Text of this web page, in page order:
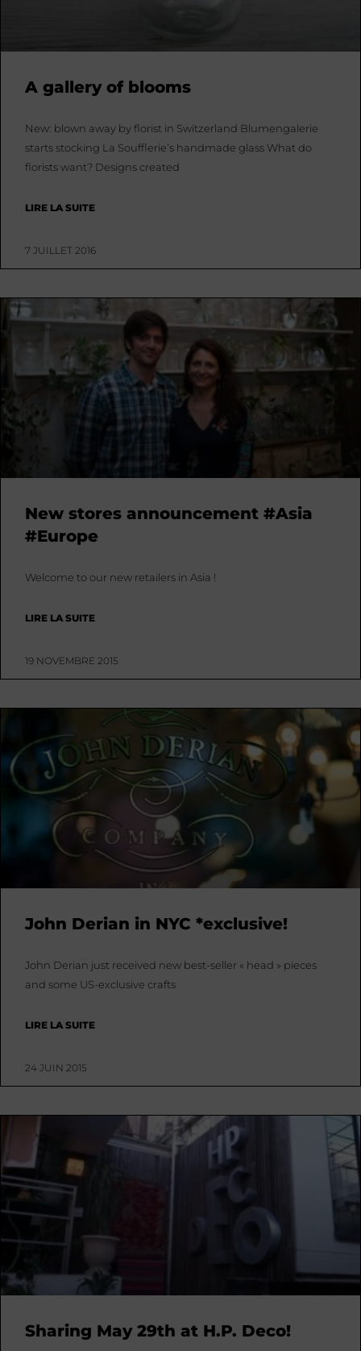
A gallery of blooms
New: blown away by florist in Switzerland Blumengalerie
starts stocking La Soufflerie’s handmade glass What do
florists want? Designs created
LIRE LA SUITE
7 JUILLET 2016
New stores announcement #Asia
#Europe
Welcome to our new retailers in Asia !
LIRE LA SUITE
19 NOVEMBRE 2015
John Derian in NYC *exclusive!
John Derian just received new best-seller « head » pieces
and some US-exclusive crafts
LIRE LA SUITE
24 JUIN 2015
Sharing May 29th at H.P. Deco!